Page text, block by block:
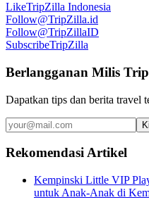
LikeTripZilla Indonesia
Follow@TripZilla.id
Follow@TripZillaID
SubscribeTripZilla
Berlangganan Milis
Dapatkan tips dan berita travel
Rekomendasi Artikel
Kempinski Little VIP
untuk Anak-Anak di